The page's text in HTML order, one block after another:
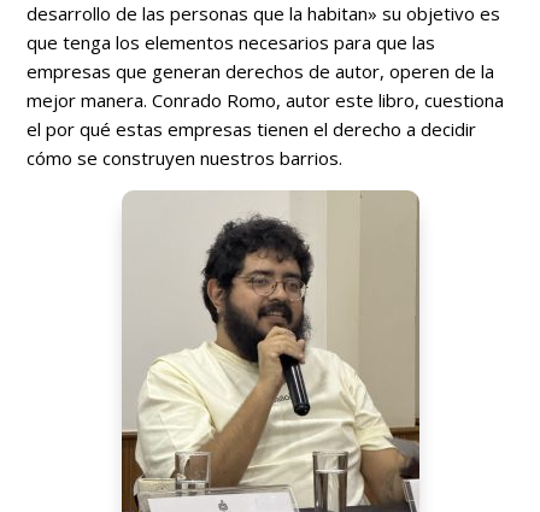
desarrollo de las personas que la habitan» su objetivo es
que tenga los elementos necesarios para que las
empresas que generan derechos de autor, operen de la
mejor manera. Conrado Romo, autor este libro, cuestiona
el por qué estas empresas tienen el derecho a decidir
cómo se construyen nuestros barrios.